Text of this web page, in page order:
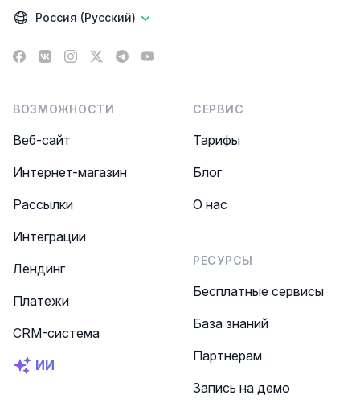
Россия (Русский)
Facebook
VK Instagram
X TelegramYouTube
ВОЗМОЖНОСТИ
Веб-сайт
Интернет-магазин
Рассылки
Интеграции
Лендинг
Платежи
CRM-система
ИИ
СЕРВИС
Тарифы
Блог
О нас
РЕСУРСЫ
Бесплатные сервисы
База знаний
Партнерам
Запись на демо